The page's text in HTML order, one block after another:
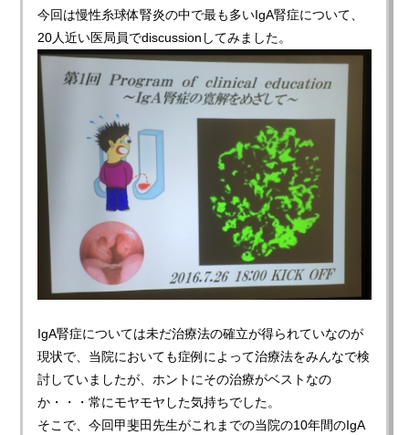
今回は慢性糸球体腎炎の中で最も多いIgA腎症について、
20人近い医局員でdiscussionしてみました。
IgA腎症については未だ治療法の確立が得られていなのが
現状で、当院においても症例によって治療法をみんなで検
討していましたが、ホントにその治療がベストなの
か・・・常にモヤモヤした気持ちでした。
そこで、今回甲斐田先生がこれまでの当院の10年間のIgA